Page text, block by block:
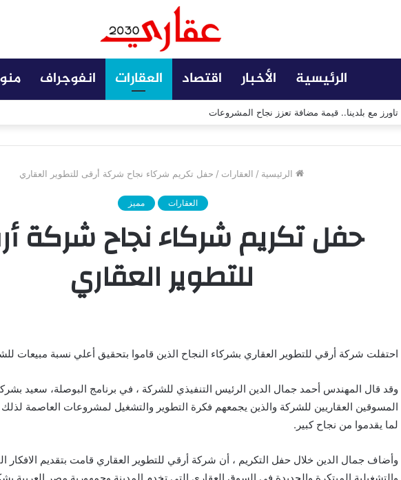
الرئيسية الأخبار اقتصاد العقارات انفوجراف
مع بلدينا.. قيمة مضافة تعزز نجاح المشروعات
الرئيسية / العقارات / حفل تكريم شركاء نجاح شركة أرقى للتطوير العقاري
العقارات مميز
حفل تكريم شركاء نجاح شركة
للتطوير العقاري
احتفلت شركة أرقي للتطوير العقاري بشركاء النجاح الذين قاموا بتحقيق أعلي نسبة مبيعات
وقد قال المهندس أحمد جمال الدين الرئيس التنفيذي للشركة ، في برنامج البوصلة، سعيد
المسوقين العقاريين للشركة والذين يجمعهم فكرة التطوير والتشغيل لمشروعات العاصمة
لما يقدموا من نجاح كبير.
وأضاف جمال الدين خلال حفل التكريم ، أن شركة أرقي للتطوير العقاري قامت بتقديم الافكار